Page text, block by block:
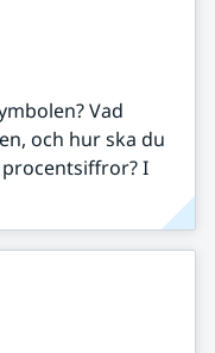
Vad
och hur ska du
I